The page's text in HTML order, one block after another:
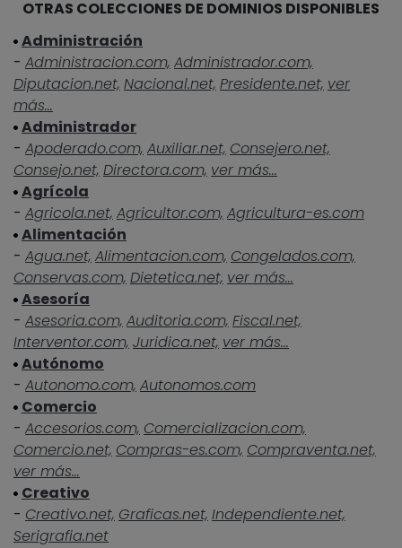
OTRAS COLECCIONES DE DOMINIOS DISPONIBLES
Administración
- Administracion.com, Administrador.com,
Diputacion.net, Nacional.net, Presidente.net, ver
más...
Administrador
- Apoderado.com, Auxiliar.net, Consejero.net,
Consejo.net, Directora.com, ver más...
Agrícola
- Agricola.net, Agricultor.com, Agricultura-es.com
Alimentación
- Agua.net, Alimentacion.com, Congelados.com,
Conservas.com, Dietetica.net, ver más...
Asesoría
- Asesoria.com, Auditoria.com, Fiscal.net,
Interventor.com, Juridica.net, ver más...
Autónomo
- Autonomo.com, Autonomos.com
Comercio
- Accesorios.com, Comercializacion.com,
Comercio.net, Compras-es.com, Compraventa.net,
ver más...
Creativo
- Creativo.net, Graficas.net, Independiente.net,
Serigrafia.net